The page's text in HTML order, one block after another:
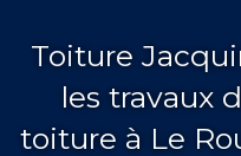
Toiture
les travaux
toiture à Le